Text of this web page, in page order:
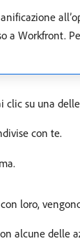
a Workfront.
su una
con te.
loro,
alcune delle